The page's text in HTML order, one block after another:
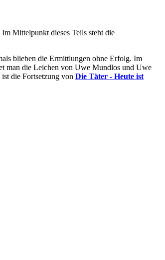
Mittelpunkt dieses Teils steht die
blieben die Ermittlungen ohne Erfolg. Im
man die Leichen von Uwe Mundlos und Uwe
die Fortsetzung von Die Täter - Heute ist